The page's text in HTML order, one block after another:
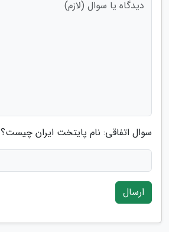
سوال اتفاقی: نام پایتخت ایران چیست؟
ارسال